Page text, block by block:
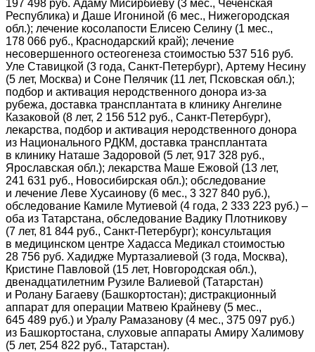
197 498 руб. Адаму Мисирбиеву (3 мес., Чеченская
Республика) и Даше Игониной (6 мес., Нижегородская
обл.); лечение косолапости Елисею Селину (1 мес.,
178 066 руб., Краснодарский край); лечение
несовершенного остеогенеза стоимостью 537 516 руб.
Уле Ставицкой (3 года, Санкт-Петербург), Артему Несину
(5 лет, Москва) и Соне Пелячик (11 лет, Псковская обл.);
подбор и активация неродственного донора из-за
рубежа, доставка трансплантата в клинику Ангелине
Казаковой (8 лет, 2 156 512 руб., Санкт-Петербург),
лекарства, подбор и активация неродственного донора
из Национального РДКМ, доставка трансплантата
в клинику Наташе Задоровой (5 лет, 917 328 руб.,
Ярославская обл.); лекарства Маше Ежовой (13 лет,
241 631 руб., Новосибирская обл.); обследование
и лечение Леве Хусаинову (6 мес., 3 327 840 руб.),
обследование Камиле Мутиевой (4 года, 2 333 223 руб.) –
оба из Татарстана, обследование Вадику Плотникову
(7 лет, 81 844 руб., Санкт-Петербург); консультация
в медицинском центре Хадасса Медикал стоимостью
28 756 руб. Хадидже Муртазалиевой (3 года, Москва),
Кристине Павловой (15 лет, Новгородская обл.),
двенадцатилетним Рузиле Валиевой (Татарстан)
и Ролану Багаеву (Башкортостан); дистракционный
аппарат для операции Матвею Крайневу (5 мес.,
645 489 руб.) и Уралу Рамазанову (4 мес., 375 097 руб.)
из Башкортостана, слуховые аппараты Амиру Халимову
(5 лет, 254 822 руб., Татарстан).